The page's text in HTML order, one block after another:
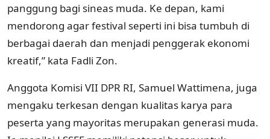
panggung bagi sineas muda. Ke depan, kami
mendorong agar festival seperti ini bisa tumbuh di
berbagai daerah dan menjadi penggerak ekonomi
kreatif,” kata Fadli Zon.
Anggota Komisi VII DPR RI, Samuel Wattimena, juga
mengaku terkesan dengan kualitas karya para
peserta yang mayoritas merupakan generasi muda.